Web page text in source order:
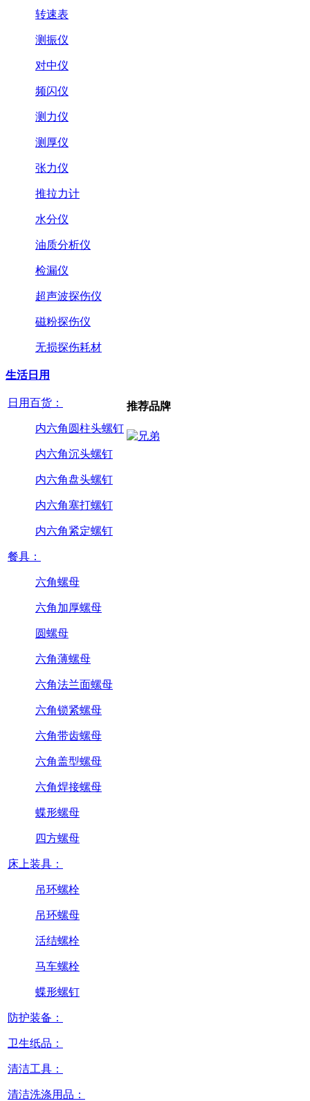
转速表
测振仪
对中仪
频闪仪
测力仪
测厚仪
张力仪
推拉力计
水分仪
油质分析仪
检漏仪
超声波探伤仪
磁粉探伤仪
无损探伤耗材
生活日用
日用百货：
内六角圆柱头螺钉
内六角沉头螺钉
内六角盘头螺钉
内六角塞打螺钉
内六角紧定螺钉
餐具：
六角螺母
六角加厚螺母
圆螺母
六角薄螺母
六角法兰面螺母
六角锁紧螺母
六角带齿螺母
六角盖型螺母
六角焊接螺母
蝶形螺母
四方螺母
床上装具：
吊环螺栓
吊环螺母
活结螺栓
马车螺栓
蝶形螺钉
防护装备：
卫生纸品：
清洁工具：
清洁洗涤用品：
推荐品牌